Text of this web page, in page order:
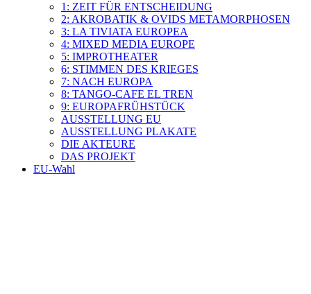
1: ZEIT FÜR ENTSCHEIDUNG
2: AKROBATIK & OVIDS METAMORPHOSEN
3: LA TIVIATA EUROPEA
4: MIXED MEDIA EUROPE
5: IMPROTHEATER
6: STIMMEN DES KRIEGES
7: NACH EUROPA
8: TANGO-CAFE EL TREN
9: EUROPAFRÜHSTÜCK
AUSSTELLUNG EU
AUSSTELLUNG PLAKATE
DIE AKTEURE
DAS PROJEKT
EU-Wahl